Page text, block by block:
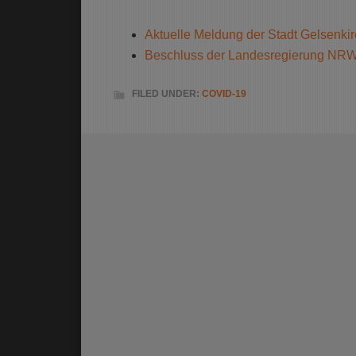
Aktuelle Meldung der Stadt
Beschluss der Landesregierung
FILED UNDER: COVID-19